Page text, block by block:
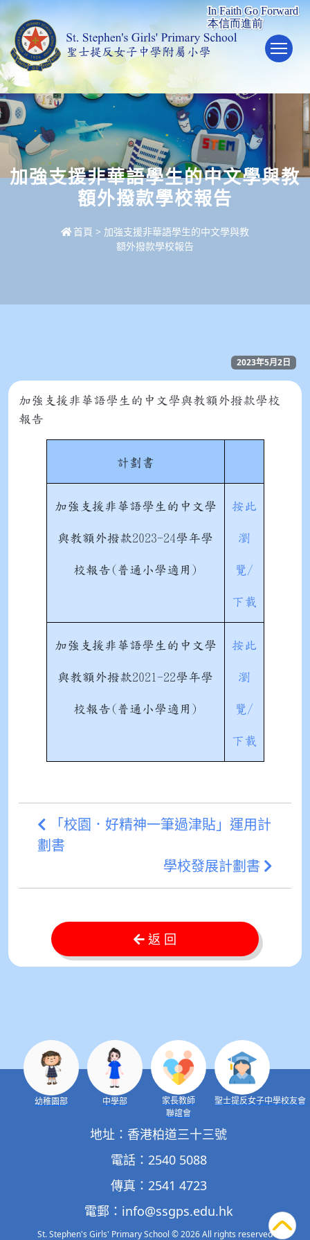
加強支援非華語學生的中文學與教
額外撥款學校報告
首頁 > 加強支援非華語學生的中文學與教
額外撥款學校報告
2023年5月2日
加強支援非華語學生的中文學與教額外撥款學校
報告
計劃書
加強支援非華語學生的中文學
與教額外撥款2023-24學年學
校報告(普通小學適用)
按此
瀏
覽/
下載
加強支援非華語學生的中文學
與教額外撥款2021-22學年學
校報告(普通小學適用)
按此
瀏
覽/
下載
「校園．好精神一筆過津貼」運用計
劃書
學校發展計劃書
返 回
地址：香港柏道三十三號
電話：2540 5088
傳真：2541 4723
電郵： info@ssgps.edu.hk
幼稚園部 中學部
家長教師
聯誼會
聖士提反女子中學校友會
St. Stephen's Girls' Primary School © 2026 All rights reserved